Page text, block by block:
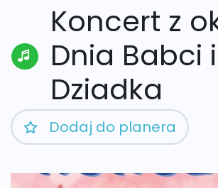
Koncert z
Dnia Babci i
Dziadka
Dodaj do planera